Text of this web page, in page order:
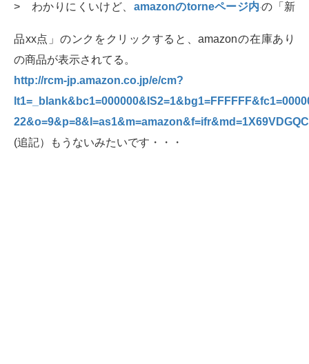
> わかりにくいけど、 amazonのtorneページ内 の「新
品xx点」のンクをクリックすると、amazonの在庫あり
の商品が表示されてる。
http://rcm-jp.amazon.co.jp/e/cm?
(追記）もうないみたいです・・・